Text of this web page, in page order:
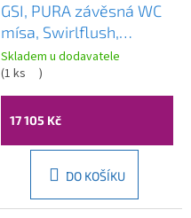
GSI, PURA závěsná WC
mísa, Swirlflush,
36x55cm, blush dual-
mat, 881524
Skladem u dodavatele
(1 ks )
17 105 Kč
DO KOŠÍKU